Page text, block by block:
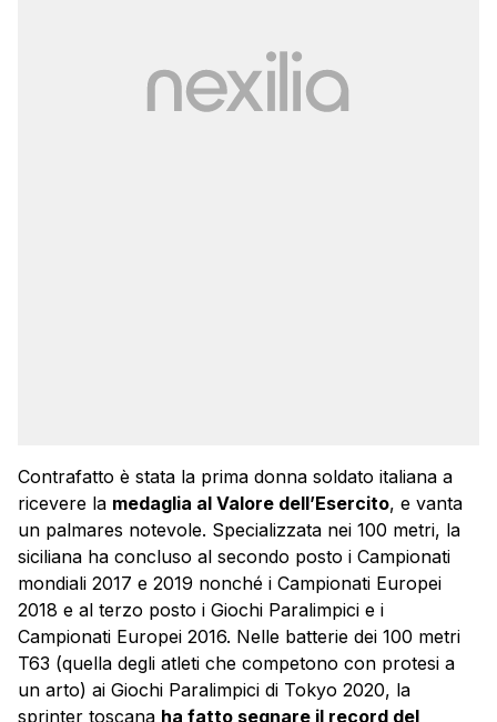
Contrafatto è stata la prima donna soldato italiana a
ricevere la medaglia al Valore dell’Esercito, e vanta
un palmares notevole. Specializzata nei 100 metri, la
siciliana ha concluso al secondo posto i Campionati
mondiali 2017 e 2019 nonché i Campionati Europei
2018 e al terzo posto i Giochi Paralimpici e i
Campionati Europei 2016. Nelle batterie dei 100 metri
T63 (quella degli atleti che competono con protesi a
un arto) ai Giochi Paralimpici di Tokyo 2020, la
sprinter toscana ha fatto segnare il record del